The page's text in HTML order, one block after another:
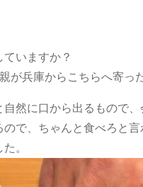
いますか？
が兵庫からこちらへ寄っ
然に口から出るもので、
ので、ちゃんと食べろと
。